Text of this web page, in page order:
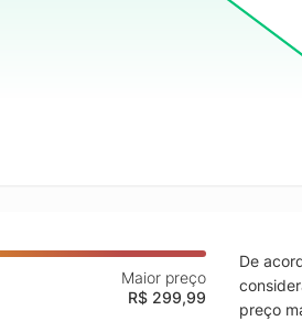
Maior preço
R$ 299,99
De
preço